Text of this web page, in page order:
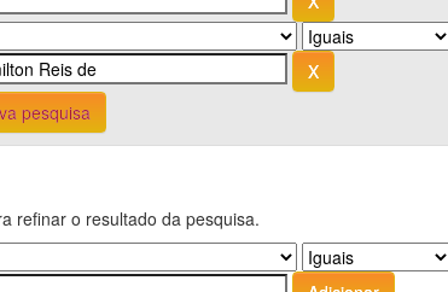
pesquisa
refinar o resultado da pesquisa.